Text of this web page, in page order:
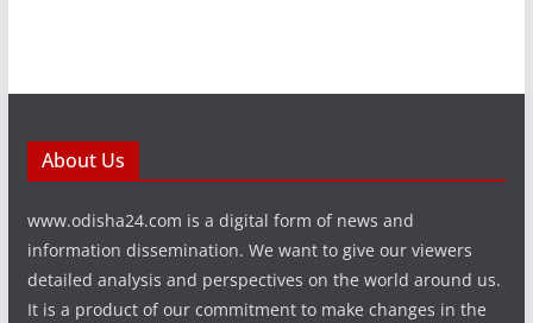
About Us
www.odisha24.com is a digital form of news and
information dissemination. We want to give our viewers
detailed analysis and perspectives on the world around us.
It is a product of our commitment to make changes in the